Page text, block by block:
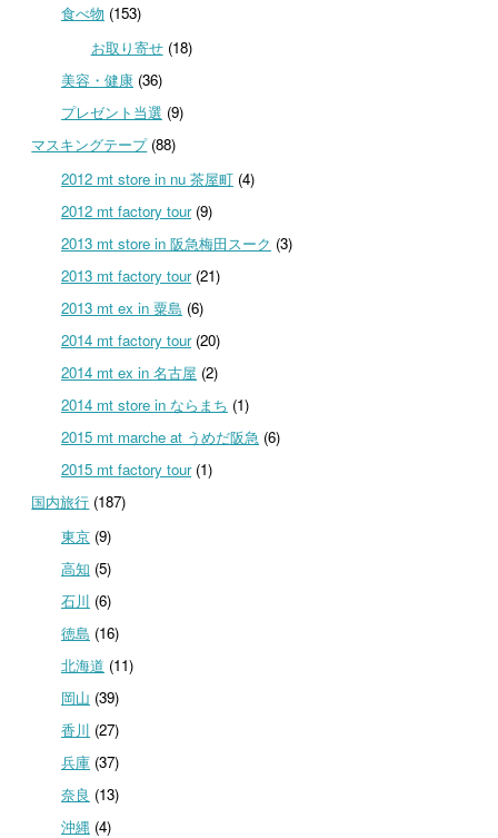
食べ物 (153)
お取り寄せ(18)
美容・健康(36)
プレゼント当選 (9)
マスキングテープ(88)
2012 mt store in nu 茶屋町(4)
2012 mt factory tour(9)
2013 mt store in 阪急梅田スーク (3)
2013 mt factory tour(21)
2013 mt ex in 粟島 (6)
2014 mt factory tour(20)
2014 mt ex in 名古屋 (2)
2014 mt store in ならまち (1)
2015 mt marche at うめだ阪急 (6)
2015 mt factory tour(1)
国内旅行 (187)
東京(9)
高知 (5)
石川 (6)
徳島 (16)
北海道 (11)
岡山 (39)
香川 (27)
兵庫(37)
奈良 (13)
沖縄(4)